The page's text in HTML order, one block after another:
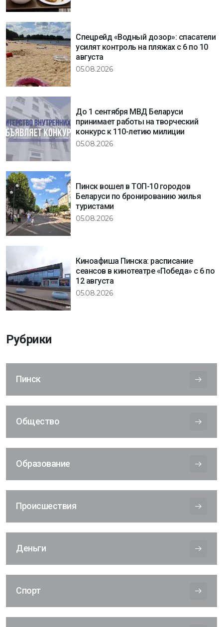
Спецрейд «Водный дозор»: спасатели
усилят контроль на пляжах с 6 по 10
августа
05.08.2026
До 1 сентября МВД Беларуси
принимает работы на творческий
конкурс к 110-летию милиции
05.08.2026
Пинск вошел в ТОП-10 городов
Беларуси по бронированию жилья
туристами
05.08.2026
Киноафиша Пинска: расписание
сеансов в кинотеатре «Победа» с 6 по
12 августа
05.08.2026
Рубрики
Пинск
Общество
Образование
Происшествия
Деньги
Спорт